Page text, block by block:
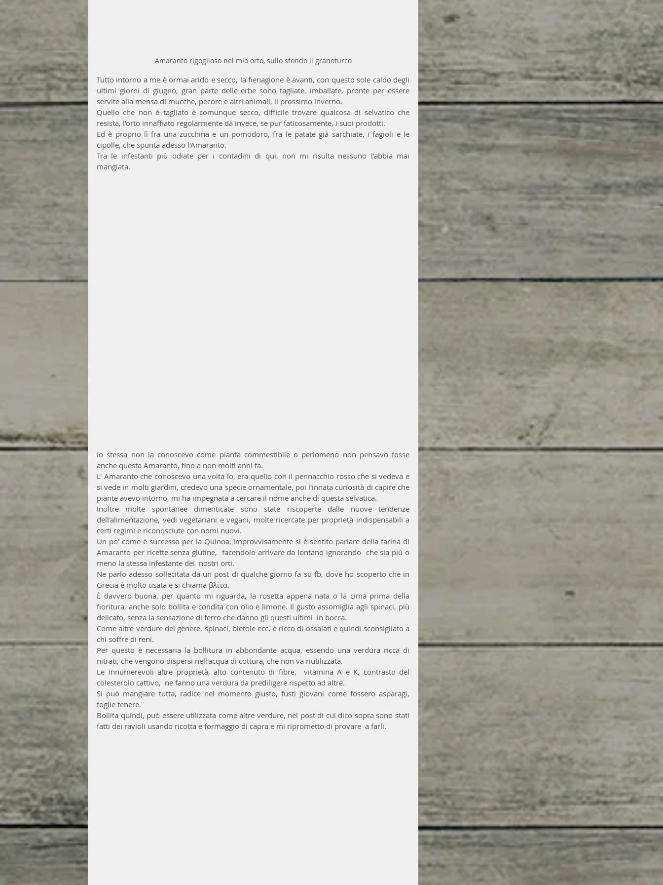
Amaranto rigoglioso nel mio orto, sullo sfondo il granoturco
Tutto intorno a me è ormai arido e secco, la fienagione è avanti, con questo sole caldo degli
ultimi giorni di giugno, gran parte delle erbe sono tagliate, imballate, pronte per essere
servite alla mensa di mucche, pecore e altri animali, il prossimo inverno.
Quello che non è tagliato è comunque secco, difficile trovare qualcosa di selvatico che
resista, l'orto innaffiato regolarmente dà invece, se pur faticosamente, i suoi prodotti.
Ed è proprio lì fra una zucchina e un pomodoro, fra le patate già sarchiate, i fagioli e le
cipolle, che spunta adesso l'Amaranto.
Tra le infestanti più odiate per i contadini di qui, non mi risulta nessuno l'abbia mai
mangiata.
Io stessa non la conoscevo come pianta commestibile o perlomeno non pensavo fosse
anche questa Amaranto, fino a non molti anni fa.
L' Amaranto che conoscevo una volta io, era quello con il pennacchio rosso che si vedeva e
si vede in molti giardini, credevo una specie ornamentale, poi l'innata curiosità di capire che
piante avevo intorno, mi ha impegnata a cercare il nome anche di questa selvatica.
Inoltre molte spontanee dimenticate sono state riscoperte dalle nuove tendenze
dell'alimentazione, vedi vegetariani e vegani, molte ricercate per proprietà indispensabili a
certi regimi e riconosciute con nomi nuovi.
Un po' come è successo per la Quinoa, improvvisamente si è sentito parlare della farina di
Amaranto per ricette senza glutine,  facendolo arrivare da lontano ignorando  che sia più o
meno la stessa infestante dei  nostri orti.
Ne parlo adesso sollecitata da un post di qualche giorno fa su fb, dove ho scoperto che in
Grecia è molto usata e si chiama βλίτα.
È davvero buona, per quanto mi riguarda, la rosetta appena nata o la cima prima della
fioritura, anche solo bollita e condita con olio e limone. Il gusto assomiglia agli spinaci, più
delicato, senza la sensazione di ferro che danno gli questi ultimi  in bocca.
Come altre verdure del genere, spinaci, bietole ecc. è ricco di ossalati e quindi sconsigliato a
chi soffre di reni.
Per questo è necessaria la bollitura in abbondante acqua, essendo una verdura ricca di
nitrati, che vengono dispersi nell'acqua di cottura, che non va riutilizzata.
Le innumerevoli altre proprietà, alto contenuto di fibre,  vitamina A e K, contrasto del
colesterolo cattivo,  ne fanno una verdura da prediligere rispetto ad altre.
Si può mangiare tutta, radice nel momento giusto, fusti giovani come fossero asparagi,
foglie tenere.
Bollita quindi, può essere utilizzata come altre verdure, nel post di cui dico sopra sono stati
fatti dei ravioli usando ricotta e formaggio di capra e mi riprometto di provare  a farli.